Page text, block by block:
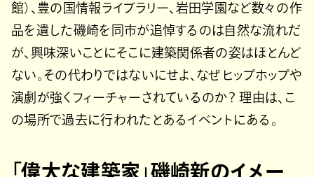
館）、豊の国情報ライブラリー、岩田学園など数々の作
品を遺した磯崎を同市が追悼するのは自然な流れだ
が、興味深いことにそこに建築関係者の姿はほとんど
ない。その代わりではないにせよ、なぜヒップホップや
演劇が強くフィーチャーされているのか？ 理由は、こ
の場所で過去に行われたとあるイベントにある。
「偉大な建築家」磯崎新のイメー